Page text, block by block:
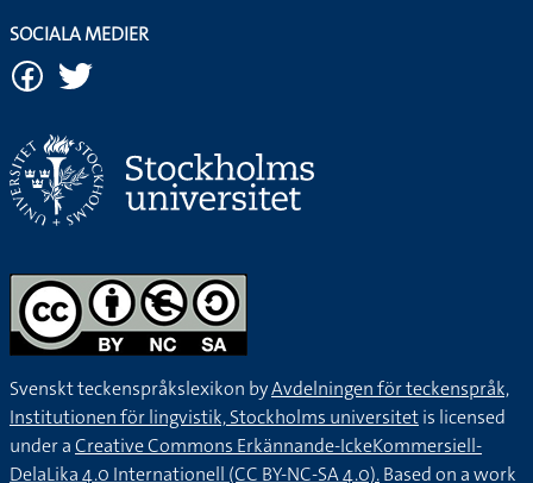
SOCIALA MEDIER
Svenskt teckenspråkslexikon byAvdelningen för teckenspråk,
Institutionen för lingvistik, Stockholms universitetis licensed
under aCreative Commons Erkännande-IckeKommersiell-
DelaLika 4.0 Internationell (CC BY-NC-SA 4.0).Based on a work